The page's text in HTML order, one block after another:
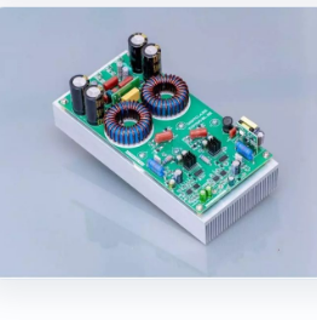
BLN-02P
Stereo Balanced Inputs BLN-02P